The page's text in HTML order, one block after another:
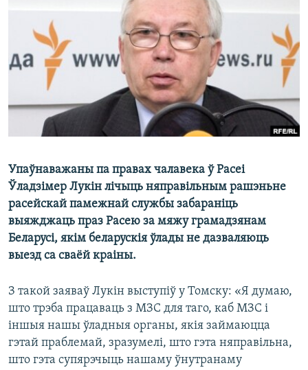
КАЛЯНДАР
НА ХВАЛЯХ СВАБОДЫ
Упаўнаважаны па правах чалавека ў Расеі
Ўладзімер Лукін лічыць няправільным рашэньне
расейскай памежнай службы забараніць
выяжджаць праз Расею за мяжу грамадзянам
Беларусі, якім беларускія ўлады не дазваляюць
выезд са сваёй краіны.
З такой заяваў Лукін выступіў у Томску: «Я думаю,
што трэба працаваць з МЗС для таго, каб МЗС і
іншыя нашы ўладныя органы, якія займаюцца
гэтай праблемай, зразумелі, што гэта няправільна,
што гэта супярэчыць нашаму ўнутранаму